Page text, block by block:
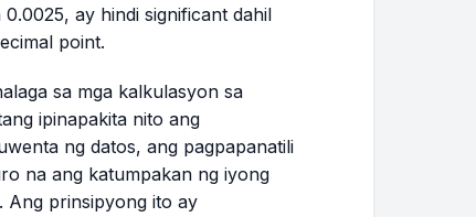
ay hindi significant dahil
point.
sa mga kalkulasyon sa
ipinapakita nito ang
ng datos, ang pagpapanatili
na ang katumpakan ng iyong
Ang prinsipyong ito ay